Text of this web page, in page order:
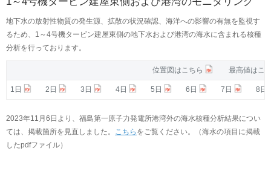
地下水の放射性物質の発生源、拡散の状況確認、海洋への影響の有無を監視す
るため、1～4号機タービン建屋東側の地下水および港湾の海水に含まれる核種
分析を行っております。
位置図はこちら 最高値はこ
1日 2日 3日 4日 5日 6日 7日 8日
位置図はこちら 最高値はこ
1日 2日 3日 4日 5日 6日 7日 8日
2023年11月6日より、福島第一原子力発電所港湾外の海水核種分析結果につい
ては、掲載箇所を見直しました。 こちら をご覧ください。（海水の項目に掲載
したpdfファイル）